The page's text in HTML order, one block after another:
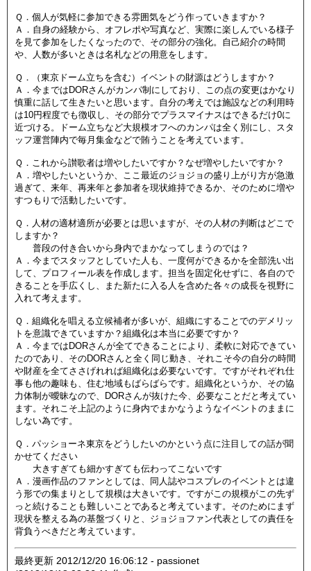
Ｑ．個人が気軽に参加できる雰囲気をどう作っていきますか？
Ａ．自身の経験から、オフレポや写真など、実際に楽しんでいる様子
を見て参加をしたくなったので 、その部分の強化。 自己紹介の時間
や、人数が多いときは名札などの用意をします。
Ｑ．（東京ドーム立ちを含む）イベントの財源はどうしますか？
Ａ．今まではDORさんがカンパ制にしており、この点の変更はかなり
慎重に話して生きたいと思います。自分の考えでは施設などの利用時
は10円程度でも徴収し、その部分でプラスマイナスはできるだけ0に
近づける。 ドーム立ちなど大規模オフへのカンパは全く別にし、スタ
ッフ運営陣内で毎月集金などで賄うことを考えています。
Ｑ．これから讃歌者は増やしたいですか？なぜ増やしたいですか？
Ａ．増やしたいというか、ここ最近のジョジョの盛り上がり方が急激
過ぎて、来年、再来年と参加者を現状維持できるか、そのために増や
すつもりで活動したいです。
Ｑ．人材の適材適所が必要とは思いますが、その人材の判断はどこで
しますか？
普段の付き合いから身内でまかなってしまうのでは？
Ａ． 今までスタッフとしていた人も、一度何ができるかを全部洗い出
して、プロフィール表を作成します。 担当を固定化せずに、 各自ので
きることを手広くし、また新たに 入る人 を含めた各々の成長を視野に
入れて考えます。
Ｑ．組織化を唱える立候補者が多いが、組織にすることでのデメリッ
トを意識できていますか？組織化は本当に必要ですか？
Ａ．今まではDORさんが全てでき ることにより、柔軟に対応できてい
たのであり、そのDORさんと全く同じ動き、それこそ今の自分の時間
や財産を全てささげれれば組織化は必要ないです 。ですがそれぞれ仕
事も他の趣味も、住む地域もばらばらです。組織化というか、その協
力体制が曖昧なので、
DORさんが抜けた今、必要なことだと考えてい
ます。それこそ上記のように身内で まかなうようなイベントのままに
しない為です。
Ｑ．パッショーネ東京をどうしたいのかという点に注目しての話が聞
かせてください
大きすぎても細かすぎても伝わってこないです
Ａ． 漫画作品のファン としては、
同人誌やコスプレのイベントとは違
う形での集まりとして規模は大き いです。 ですがこの規模がこの先ず
っと続けることも難しいことであると考えています。そのためにまず
現状を整える為の基盤づくり と、ジョジョファン代表としての責任を
背負 うべきだと考えています。
最終更新 2012/12/20 16:06:12 - passionet